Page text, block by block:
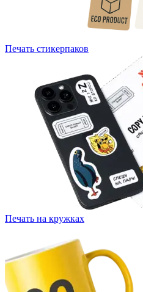
Печать стикерпаков
Печать на кружках